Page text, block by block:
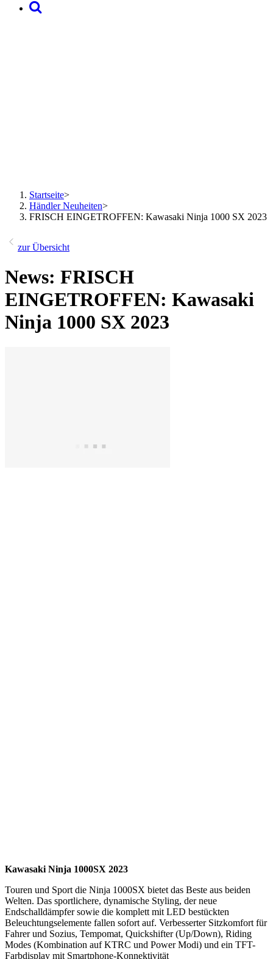
Startseite>
Händler Neuheiten>
FRISCH EINGETROFFEN: Kawasaki Ninja 1000 SX 2023
zur Übersicht
News: FRISCH
EINGETROFFEN: Kawasaki
Ninja 1000 SX 2023
Kawasaki Ninja 1000SX 2023
Touren und Sport die Ninja 1000SX bietet das Beste aus beiden
Welten. Das sportlichere, dynamische Styling, der neue
Endschalldämpfer sowie die komplett mit LED bestückten
Beleuchtungselemente fallen sofort auf. Verbesserter Sitzkomfort für
Fahrer und Sozius, Tempomat, Quickshifter (Up/Down), Riding
Modes (Kombination auf KTRC und Power Modi) und ein TFT-
Farbdisplay mit Smartphone-Konnektivität